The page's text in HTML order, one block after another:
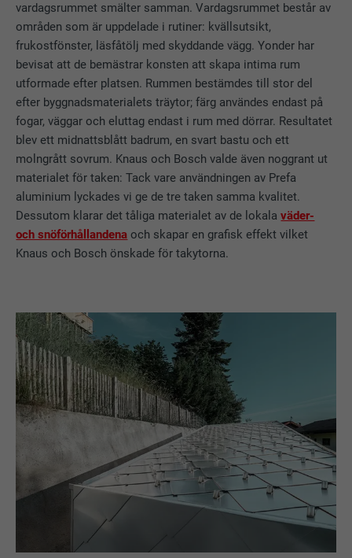
vardagsrummet smälter samman. Vardagsrummet består av
områden som är uppdelade i rutiner: kvällsutsikt,
frukostfönster, läsfåtölj med skyddande vägg. Yonder har
bevisat att de bemästrar konsten att skapa intima rum
utformade efter platsen. Rummen bestämdes till stor del
efter byggnadsmaterialets träytor; färg användes endast på
fogar, väggar och eluttag endast i rum med dörrar. Resultatet
blev ett midnattsblått badrum, en svart bastu och ett
molngrått sovrum. Knaus och Bosch valde även noggrant ut
materialet för taken: Tack vare användningen av Prefa
aluminium lyckades vi ge de tre taken samma kvalitet.
Dessutom klarar det tåliga materialet av de lokalaväder-
och snöförhållandena och skapar en grafisk effekt vilket
Knaus och Bosch önskade för takytorna.